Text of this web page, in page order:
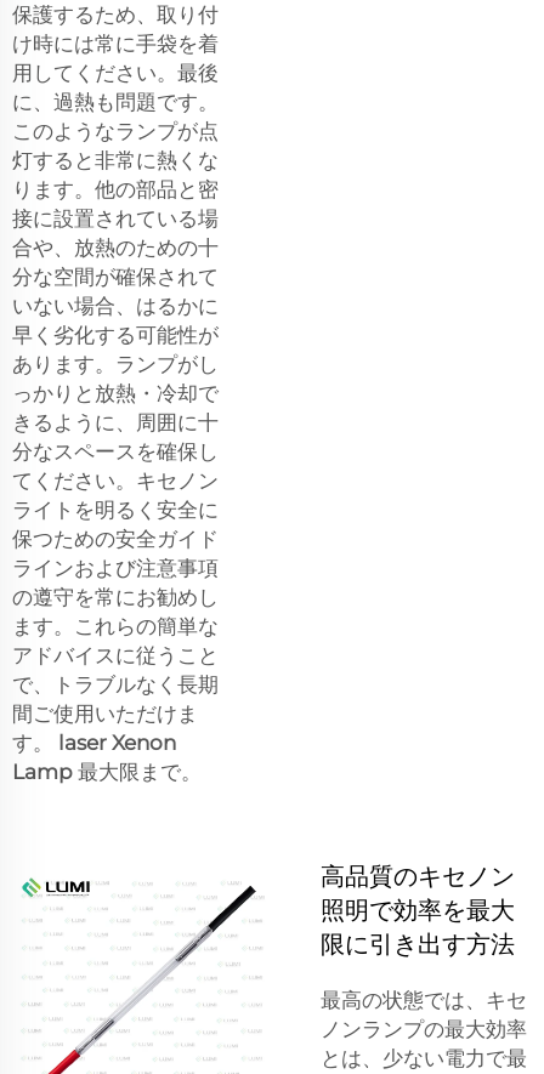
保護するため、取り付
け時には常に手袋を着
用してください。最後
に、過熱も問題です。
このようなランプが点
灯すると非常に熱くな
ります。他の部品と密
接に設置されている場
合や、放熱のための十
分な空間が確保されて
いない場合、はるかに
早く劣化する可能性が
あります。ランプがし
っかりと放熱・冷却で
きるように、周囲に十
分なスペースを確保し
てください。キセノン
ライトを明るく安全に
保つための安全ガイド
ラインおよび注意事項
の遵守を常にお勧めし
ます。これらの簡単な
アドバイスに従うこと
で、トラブルなく長期
間ご使用いただけま
す。 laser Xenon
Lamp 最大限まで。
高品質のキセノン
照明で効率を最大
限に引き出す方法
最高の状態では、キセ
ノンランプの最大効率
とは、少ない電力で最